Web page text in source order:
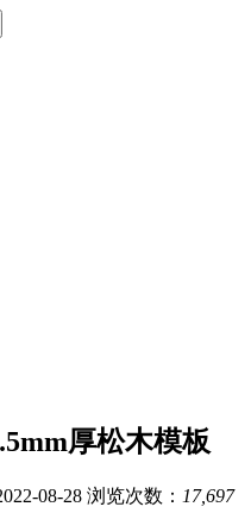
厚松木模板
08-28 浏览次数： 17,697